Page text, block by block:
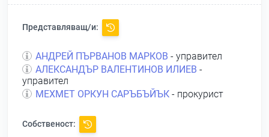
Представляващ/и:
АНДРЕЙ ПЪРВАНОВ МАРКОВ - управител
АЛЕКСАНДЪР ВАЛЕНТИНОВ ИЛИЕВ -
управител
МЕХМЕТ ОРКУН САРЪБЪЙЪК - прокурист
Собственост: